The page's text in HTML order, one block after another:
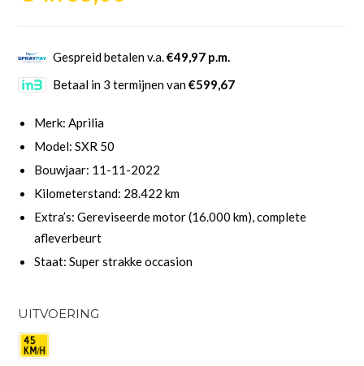
Gespreid betalen v.a.€49,97 p.m.
Betaal in 3 termijnen van€599,67
Merk: Aprilia
Model: SXR 50
Bouwjaar: 11-11-2022
Kilometerstand: 28.422 km
Extra’s: Gereviseerde motor (16.000 km), complete
afleverbeurt
Staat: Super strakke occasion
UITVOERING